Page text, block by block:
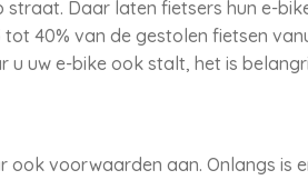
Daar laten fietsers hun e-
40% van de gestolen fietsen
u uw e-bike ook stalt, het is
ook voorwaarden aan. Onlangs is